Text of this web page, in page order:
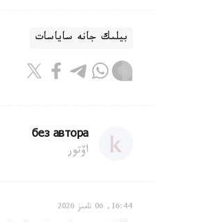
بيلىك جانە ساياسات
без автора
اۆتور
16:44, 06 تامىز 2026